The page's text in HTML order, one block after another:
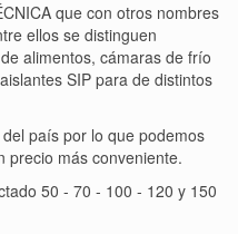
que con otros nombres
ellos se distinguen
alimentos, cámaras de frío
SIP para de distintos
país por lo que podemos
precio más conveniente.
50 - 70 - 100 - 120 y 150